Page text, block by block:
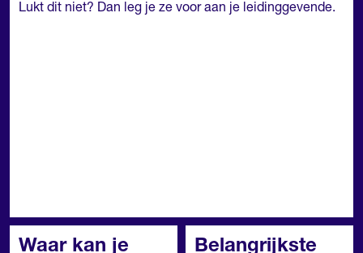
Lukt dit niet? Dan leg je ze voor aan je leidinggevende.
Waar kan je Belangrijkste